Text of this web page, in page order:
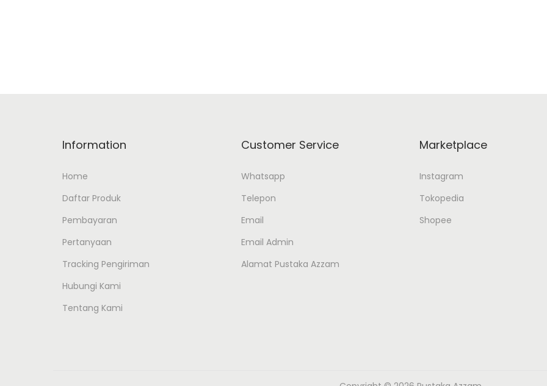
Information
Home
Daftar Produk
Pembayaran
Pertanyaan
Tracking Pengiriman
Hubungi Kami
Tentang Kami
Customer Service
Whatsapp
Telepon
Email
Email Admin
Alamat Pustaka Azzam
Marketplace
Instagram
Tokopedia
Shopee